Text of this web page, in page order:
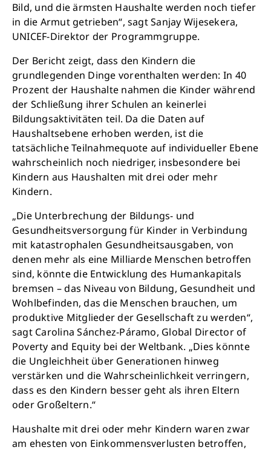
Bild, und die ärmsten Haushalte werden noch tiefer
in die Armut getrieben“, sagt Sanjay Wijesekera,
UNICEF-Direktor der Programmgruppe.
Der Bericht zeigt, dass den Kindern die
grundlegenden Dinge vorenthalten werden: In 40
Prozent der Haushalte nahmen die Kinder während
der Schließung ihrer Schulen an keinerlei
Bildungsaktivitäten teil. Da die Daten auf
Haushaltsebene erhoben werden, ist die
tatsächliche Teilnahmequote auf individueller Ebene
wahrscheinlich noch niedriger, insbesondere bei
Kindern aus Haushalten mit drei oder mehr
Kindern.
„Die Unterbrechung der Bildungs- und
Gesundheitsversorgung für Kinder in Verbindung
mit katastrophalen Gesundheitsausgaben, von
denen mehr als eine Milliarde Menschen betroffen
sind, könnte die Entwicklung des Humankapitals
bremsen – das Niveau von Bildung, Gesundheit und
Wohlbefinden, das die Menschen brauchen, um
produktive Mitglieder der Gesellschaft zu werden“,
sagt Carolina Sánchez-Páramo, Global Director of
Poverty and Equity bei der Weltbank. „Dies könnte
die Ungleichheit über Generationen hinweg
verstärken und die Wahrscheinlichkeit verringern,
dass es den Kindern besser geht als ihren Eltern
oder Großeltern.“
Haushalte mit drei oder mehr Kindern waren zwar
am ehesten von Einkommensverlusten betroffen,
Schließen